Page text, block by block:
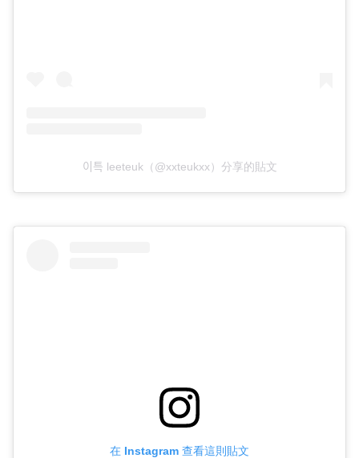
이특 leeteuk（@xxteukxx）分享的貼文
在 Instagram 查看這則貼文